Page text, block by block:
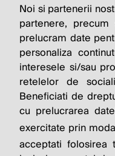
© 2026
Noi si partenerii
partenere,
prelucram date
personaliza
interesele si/sau
retelelor de
Beneficiati de
cu prelucrarea
exercitate prin
acceptati folosirea